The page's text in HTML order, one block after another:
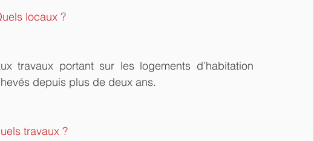
locaux ?
travaux portant sur les logements d’habitation
depuis plus de deux ans.
travaux ?